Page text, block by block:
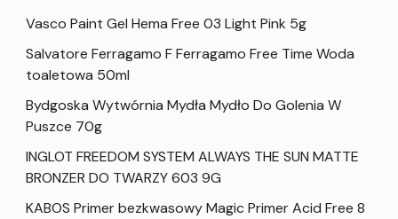
Vasco Paint Gel Hema Free 03 Light Pink 5g
Salvatore Ferragamo F Ferragamo Free Time Woda
toaletowa 50ml
Bydgoska Wytwórnia Mydła Mydło Do Golenia W
Puszce 70g
INGLOT FREEDOM SYSTEM ALWAYS THE SUN MATTE
BRONZER DO TWARZY 603 9G
KABOS Primer bezkwasowy Magic Primer Acid Free 8